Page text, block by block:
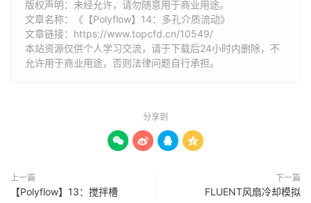
版权声明：未经允许，请勿随意用于商业用途。
文章名称：《【Polyflow】14：多孔介质流动》
文章链接： https://www.topcfd.cn/10549/
本站资源仅供个人学习交流，请于下载后24小时内删除，不
允许用于商业用途，否则法律问题自行承担。
分享到
   
上一篇
【Polyflow】13：搅拌槽
下一篇
FLUENT风扇冷却模拟